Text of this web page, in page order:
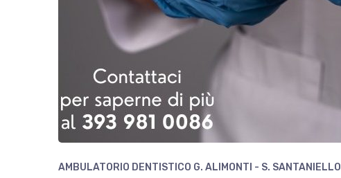
AMBULATORIO DENTISTICO G. ALIMONTI - S. SANTANIELLO